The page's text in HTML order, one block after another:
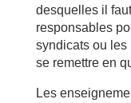
desquelles il
responsables
syndicats ou les
se remettre en
Les